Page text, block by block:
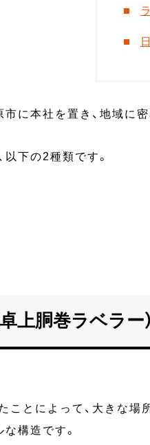
市に本社を置き、地域に
下の2種類です。
上胴巻ラベラー）
ことによって、大きな
構造です。